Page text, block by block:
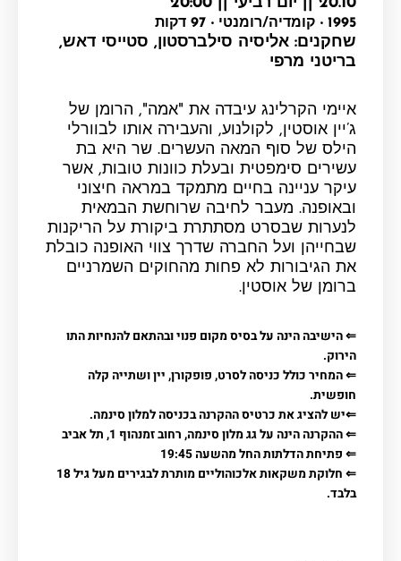
1995 ‧ קומדיה/רומנטי ‧ 97 דקות
שחקנים: אליסיה סילברסטון, סטייסי דאש,
בריטני מרפי
איימי הקרלינג עיבדה את "אמה", הרומן של
ג’יין אוסטין, לקולנוע, והעבירה אותו לבוורלי
הילס של סוף המאה העשרים. שר היא בת
עשירים סימפטית ובעלת כוונות טובות, אשר
עיקר עניינה בחיים מתמקד במראה חיצוני
ובאופנה. מעבר לחיבה שרוחשת הבמאית
לנערות שבסרט מסתתרת ביקורת על הריקנות
שבחייהן ועל החברה שדרך צווי האופנה כובלת
את הגיבורות לא פחות מהחוקים השמרניים
ברומן של אוסטין.
⇐ הישיבה הינה על בסיס מקום פנוי ובהתאם להנחיות התו
הירוק.
⇐ המחיר כולל כניסה לסרט, פופקורן, יין ושתייה קלה
חופשית.
⇐יש להציג את כרטיס ההקרנה בכניסה למלון סינמה.
⇐ ההקרנה הינה על גג מלון סינמה, רחוב זמנהוף 1, תל אביב
⇐ פתיחת הדלתות החל מהשעה 19:45
⇐ חלוקת משקאות אלכוהוליים מותרת לבגירים מעל גיל 18
בלבד.